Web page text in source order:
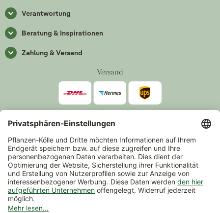
Verantwortung
Beratung & Inspirationen
Zahlung & Versand
Versand
Zahlarten
*Alle Preise inkl. gesetzlicher Mehrwertsteuer zzgl.Versand
Mindestbestellwert 14,90 €, ausgenommen sind Gutscheine und
Events.